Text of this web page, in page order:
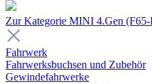
Zur Kategorie MINI 4.Gen (F65-
Fahrwerk
Fahrwerksbuchsen und Zubehör
Gewindefahrwerke